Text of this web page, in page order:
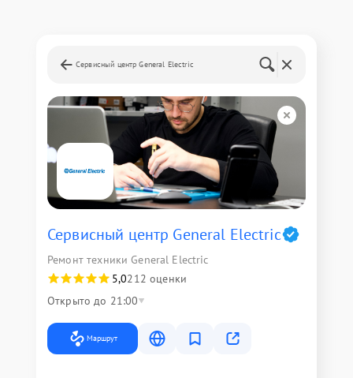
Сервисный центр General Electric
Сервисный центр General Electric
Ремонт техники General Electric
5,0212 оценки
Открыто до 21:00
Маршрут